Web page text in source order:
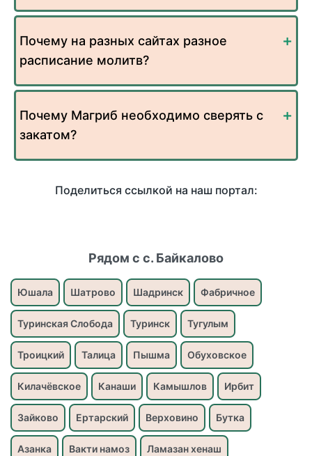
Почему на разных сайтах разное
расписание молитв?
Почему Магриб необходимо сверять с
закатом?
Поделиться ссылкой на наш портал:
Рядом с с. Байкалово
Юшала Шатрово Шадринск Фабричное
Туринская Слобода Туринск Тугулым
Троицкий Талица Пышма Обуховское
Килачёвское Канаши Камышлов Ирбит
Зайково Ертарский Верховино Бутка
Азанка Вакти намоз Ламазан хенаш